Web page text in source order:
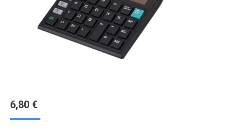
6,80 €